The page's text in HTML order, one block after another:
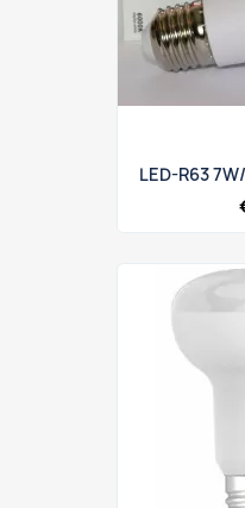
LED-R63